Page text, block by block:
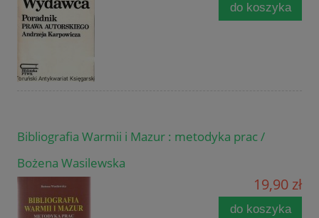
do koszyka
Bibliografia Warmii i Mazur : metodyka prac /
Bożena Wasilewska
19,90 zł
do koszyka